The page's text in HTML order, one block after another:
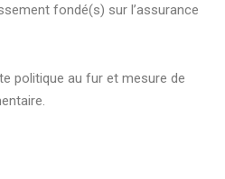
fondé(s) sur l’assurance
politique au fur et mesure de